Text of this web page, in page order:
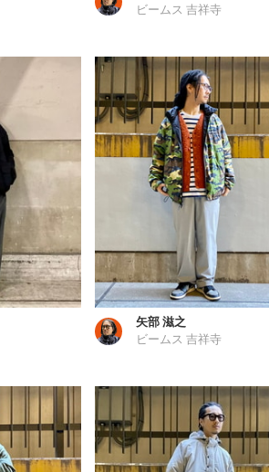
ビームス 吉祥寺
矢部 滋之
ビームス 吉祥寺